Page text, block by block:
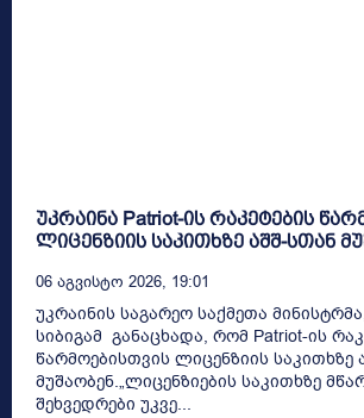
უკრაინა Patriot-ის რაკეტების
ლიცენზიის საკითხზე აშშ-სთან
06 Აგვისტო 2026, 19:01
უკრაინის საგარეო საქმეთა
სიბიგამ განაცხადა, რომ Patriot-ის
წარმოებისთვის ლიცენზიის საკითხზე
მუშაობენ.„ლიცენზიების საკითხზე
შეხვედრები უკვე...